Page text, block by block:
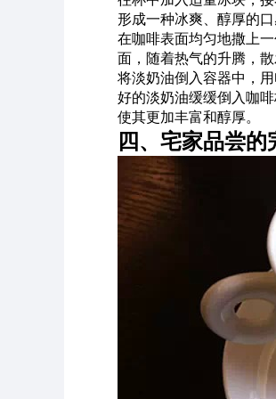
形成一种冰爽、醇厚的口
在咖啡表面均匀地撒上
面，随着热气的升腾，散
将淡奶油倒入容器中，
好的淡奶油缓缓倒入咖
使其更加丰富和醇厚。
四、宅家品尝的